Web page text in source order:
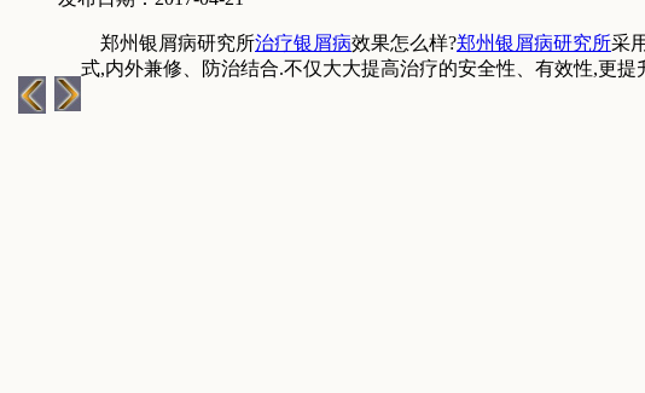
郑州银屑病研究所治疗银屑病效果怎么样?郑州银屑病研究所采
式,内外兼修、防治结合.不仅大大提高治疗的安全性、有效性,更